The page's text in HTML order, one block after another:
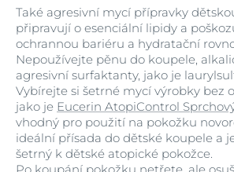
Také agresivní mycí přípravky
připravují o esenciální lipidy a
ochrannou bariéru a hydratační
Nepoužívejte pěnu do koupele,
agresivní surfaktanty, jako je
Vybírejte si šetrné mycí výrobky bez
jako je Eucerin AtopiControl
vhodný pro použití na pokožku
ideální přísada do dětské koupele a
šetrný k dětské atopické pokožce.